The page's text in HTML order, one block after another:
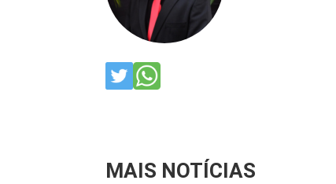
MAIS NOTÍCIAS